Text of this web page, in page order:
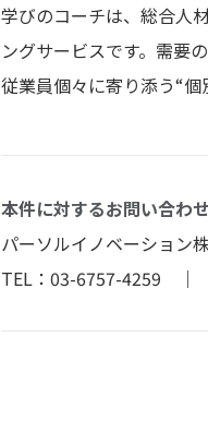
学びのコーチは、総合人
ングサービスです。需要
従業員個々に寄り添う“個
本件に対するお問い合わせ
パーソルイノベーション
TEL：03-6757-4259 ｜